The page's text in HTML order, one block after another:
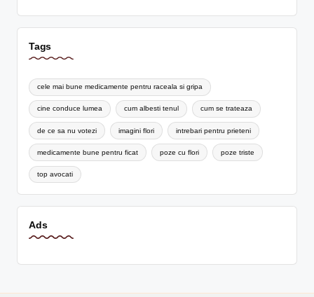
Tags
cele mai bune medicamente pentru raceala si gripa
cine conduce lumea cum albesti tenul cum se trateaza
de ce sa nu votezi imagini flori intrebari pentru prieteni
medicamente bune pentru ficat poze cu flori poze triste
top avocati
Ads